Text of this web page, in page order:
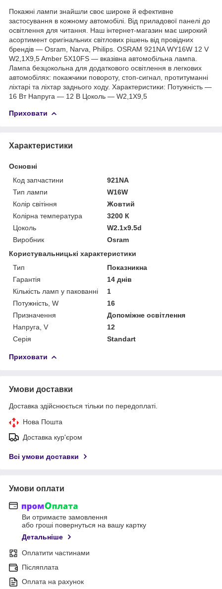
Покажні лампи знайшли своє широке й ефективне
застосування в кожному автомобілі. Від приладової панелі до
освітлення для читання. Наш інтернет-магазин має широкий
асортимент оригінальних світлових рішень від провідних
брендів — Osram, Narva, Philips. OSRAM 921NA WY16W 12 V
W2,1X9,5 Amber 5X10FS — вказівна автомобільна лампа.
Лампа безцокольна для додаткового освітлення в легкових
автомобілях: покажчики повороту, стоп-сигнал, протитуманні
ліхтарі та ліхтар заднього ходу. Характеристики: Потужність —
16 Вт Напруга — 12 В Цоколь — W2,1X9,5
Приховати
Характеристики
Основні
Код запчастини
921NA
Тип лампи
W16W
Колір світіння
Жовтий
Колірна температура
3200 К
Цоколь
W2.1x9.5d
Виробник
Osram
Користувальницькі характеристики
Тип
Показникна
Гарантія
14 днів
Кількість ламп у пакованні
1
Потужність, W
16
Призначення
Допоміжне освітлення
Напруга, V
12
Серія
Standart
Приховати
Умови доставки
Доставка здійснюється тільки по передоплаті.
Нова Пошта
Доставка кур'єром
Всі умови доставки
Умови оплати
Ви отримаєте замовлення
або гроші повернуться на вашу картку
Детальніше
Оплатити частинами
Післяплата
Оплата на рахунок